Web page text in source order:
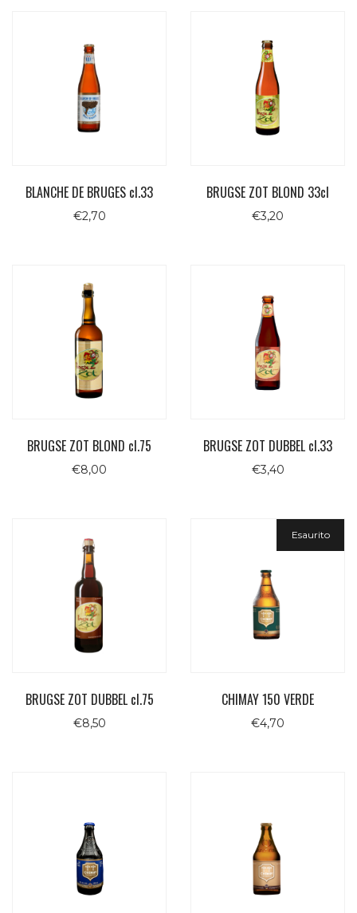
BLANCHE DE BRUGES cl.33
€2,70
BRUGSE ZOT BLOND 33cl
€3,20
BRUGSE ZOT BLOND cl.75
€8,00
BRUGSE ZOT DUBBEL cl.33
€3,40
BRUGSE ZOT DUBBEL cl.75
€8,50
Esaurito
CHIMAY 150 VERDE
€4,70